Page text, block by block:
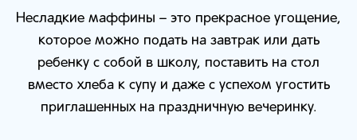
Несладкие маффины – это прекрасное угощение,
которое можно подать на завтрак или дать
ребенку с собой в школу, поставить на стол
вместо хлеба к супу и даже с успехом угостить
приглашенных на праздничную вечеринку.